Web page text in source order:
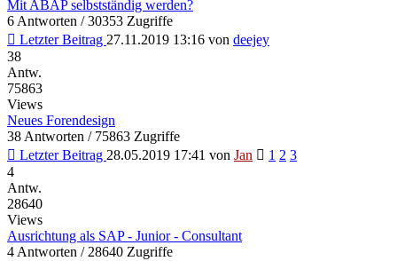
Mit ABAP selbstständig werden?
6 Antworten / 30353 Zugriffe
Letzter Beitrag 27.11.2019 13:16 von deejey
38
Antw.
75863
Views
Neues Forendesign
38 Antworten / 75863 Zugriffe
Letzter Beitrag 28.05.2019 17:41 von Jan 1 2 3
4
Antw.
28640
Views
Ausrichtung als SAP - Junior - Consultant
4 Antworten / 28640 Zugriffe